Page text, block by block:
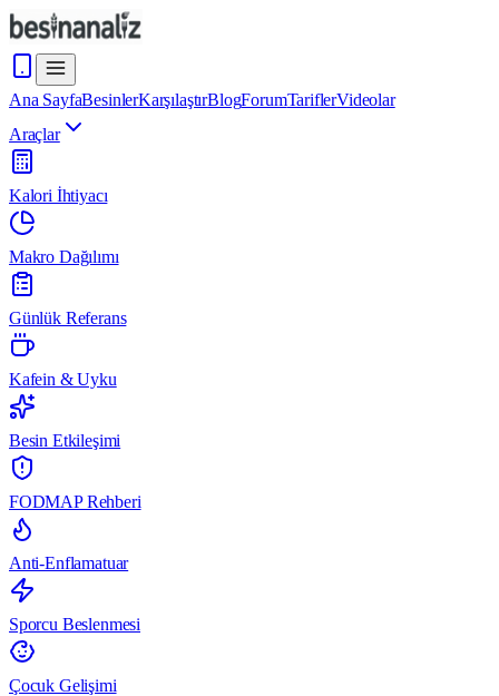
Ana SayfaBesinlerKarşılaştırBlogForumTariflerVideolar
Araçlar
Kalori İhtiyacı
Makro Dağılımı
Günlük Referans
Kafein & Uyku
Besin Etkileşimi
FODMAP Rehberi
Anti-Enflamatuar
Sporcu Beslenmesi
Çocuk Gelişimi